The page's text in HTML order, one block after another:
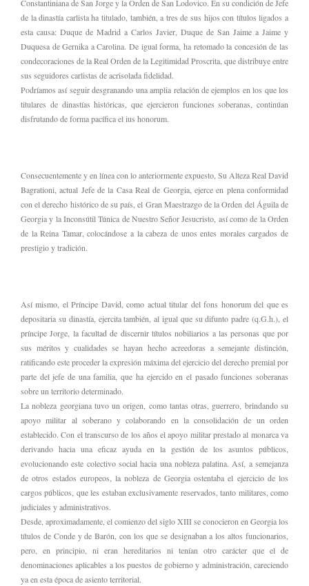
Constantiniana de San Jorge y la Orden de San Lodovico. En su condición de Jefe
de la dinastía carlista ha titulado, también, a tres de sus hijos con títulos ligados a
esta causa: Duque de Madrid a Carlos Javier, Duque de San Jaime a Jaime y
Duquesa de Gernika a Carolina. De igual forma, ha retomado la concesión de las
condecoraciones de la Real Orden de la Legitimidad Proscrita, que distribuye entre
sus seguidores carlistas de acrisolada fidelidad.
Podríamos así seguir desgranando una amplia relación de ejemplos en los que los
titulares de dinastías históricas, que ejercieron funciones soberanas, continúan
disfrutando de forma pacífica el ius honorum.
Consecuentemente y en línea con lo anteriormente expuesto, Su Alteza Real David
Bagrationi, actual Jefe de la Casa Real de Georgia, ejerce en plena conformidad
con el derecho histórico de su país, el Gran Maestrazgo de la Orden del Águila de
Georgia y la Inconsútil Túnica de Nuestro Señor Jesucristo, así como de la Orden
de la Reina Tamar, colocándose a la cabeza de unos entes morales cargados de
prestigio y tradición.
Así mismo, el Príncipe David, como actual titular del fons honorum del que es
depositaria su dinastía, ejercita también, al igual que su difunto padre (q.G.h.), el
príncipe Jorge, la facultad de discernir títulos nobiliarios a las personas que por
sus méritos y cualidades se hayan hecho acreedoras a semejante distinción,
ratificando este proceder la expresión máxima del ejercicio del derecho premial por
parte del jefe de una familia, que ha ejercido en el pasado funciones soberanas
sobre un territorio determinado.
La nobleza georgiana tuvo un origen, como tantas otras, guerrero, brindando su
apoyo militar al soberano y colaborando en la consolidación de un orden
establecido. Con el transcurso de los años el apoyo militar prestado al monarca va
derivando hacia una eficaz ayuda en la gestión de los asuntos públicos,
evolucionando este colectivo social hacia una nobleza palatina. Así, a semejanza
de otros estados europeos, la nobleza de Georgia ostentaba el ejercicio de los
cargos públicos, que les estaban exclusivamente reservados, tanto militares, como
judiciales y administrativos.
Desde, aproximadamente, el comienzo del siglo XIII se conocieron en Georgia los
títulos de Conde y de Barón, con los que se designaban a los altos funcionarios,
pero, en principio, ni eran hereditarios ni tenían otro carácter que el de
denominaciones aplicables a los puestos de gobierno y administración, careciendo
ya en esta época de asiento territorial.